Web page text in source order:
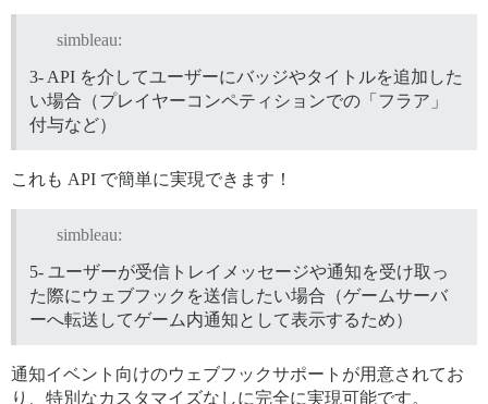
simbleau:
3- API を介してユーザーにバッジやタイトルを追加した
い場合（プレイヤーコンペティションでの「フラア」
付与など）
これも API で簡単に実現できます！
simbleau:
5- ユーザーが受信トレイメッセージや通知を受け取っ
た際にウェブフックを送信したい場合（ゲームサーバ
ーへ転送してゲーム内通知として表示するため）
通知イベント向けのウェブフックサポートが用意されてお
り、特別なカスタマイズなしに完全に実現可能です。